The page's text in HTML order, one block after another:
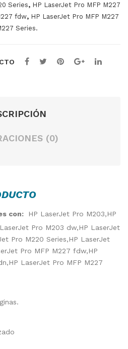
Series, HP LaserJet Pro MFP M227
fdw, HP LaserJet Pro MFP M227
Series.
(0)
con:
HP LaserJet Pro M203,HP
Pro M203 dw,HP LaserJet
Pro M220 Series,HP LaserJet
Pro MFP M227 fdw,HP
LaserJet Pro MFP M227